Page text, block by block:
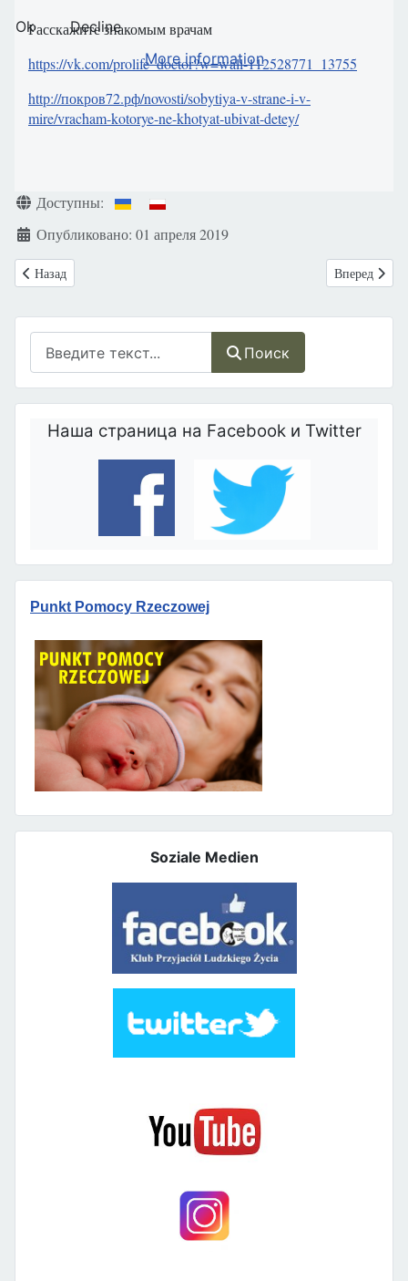
Поиск
Наша страница на Facebook и Twitter
Punkt Pomocy Rzeczowej
Soziale Medien
Расскажите знакомым врачам
https://vk.com/prolife_doctor?w=wall-112528771_13755
http://покров72.рф/novosti/sobytiya-v-strane-i-v-
mire/vracham-kotorye-ne-khotyat-ubivat-detey/
Информация о материале
Доступны:
Опубликовано: 01 апреля 2019
Предыдущий: Аборт — это маленькое духовное самоубийство
Назад Следующий:
Вперед
Ok
Decline
More information